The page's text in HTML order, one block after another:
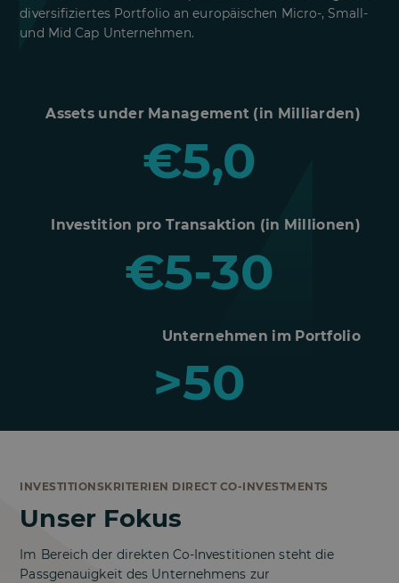
diversifiziertes Portfolio an europäischen Micro-, Small-
und Mid Cap Unternehmen.
€5,0
Assets under Management (in Milliarden)
€5-30
Investition pro Transaktion (in Millionen)
>50
Unternehmen im Portfolio
INVESTITIONSKRITERIEN DIRECT CO-INVESTMENTS
Unser Fokus
Im Bereich der direkten Co-Investitionen steht die
Passgenauigkeit des Unternehmens zur